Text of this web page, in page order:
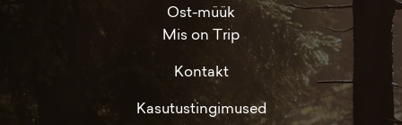
Ost-müük
Mis on Trip
Kontakt
Kasutustingimused